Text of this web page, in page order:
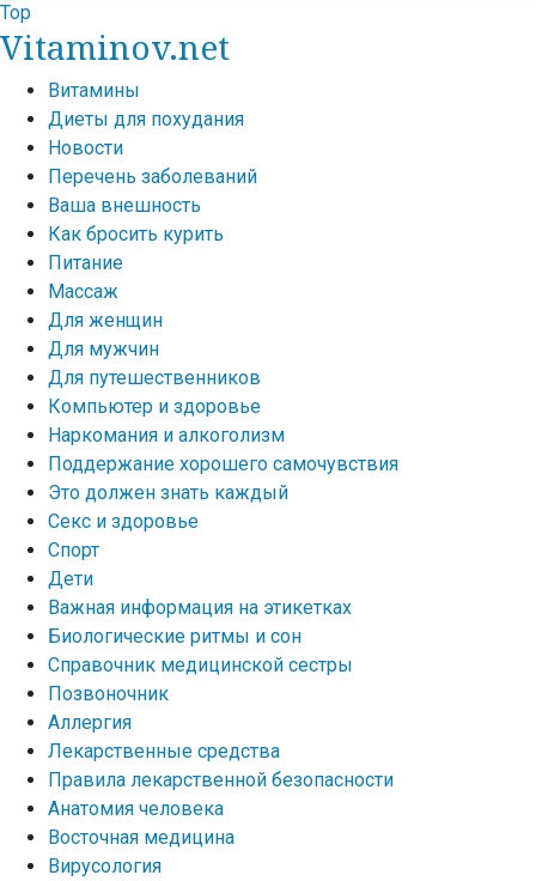
Top
Vitaminov.net
Витамины
Диеты для похудания
Новости
Перечень заболеваний
Ваша внешность
Как бросить курить
Питание
Массаж
Для женщин
Для мужчин
Для путешественников
Компьютер и здоровье
Наркомания и алкоголизм
Поддержание хорошего самочувствия
Это должен знать каждый
Секс и здоровье
Спорт
Дети
Важная информация на этикетках
Биологические ритмы и сон
Справочник медицинской сестры
Позвоночник
Аллергия
Лекарственные средства
Правила лекарственной безопасности
Aнатомия человека
Восточная медицина
Вирусология